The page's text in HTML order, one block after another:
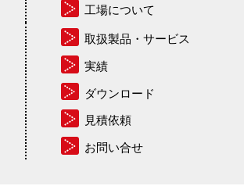
工場について
取扱製品・サービス
実績
ダウンロード
見積依頼
お問い合せ